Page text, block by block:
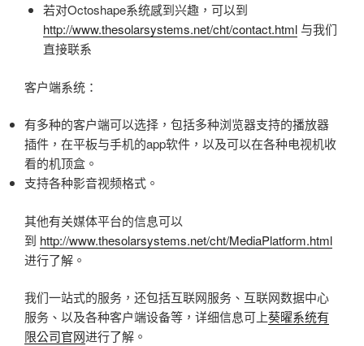
若对Octoshape系统感到兴趣，可以到
http://www.thesolarsystems.net/cht/contact.html与我们
直接联系
客户端系统：
有多种的客户端可以选择，包括多种浏览器支持的播放器
插件，在平板与手机的app软件，以及可以在各种电视机收
看的机顶盒。
支持各种影音视频格式。
其他有关媒体平台的信息可以
到 http://www.thesolarsystems.net/cht/MediaPlatform.html
进行了解。
我们一站式的服务，还包括互联网服务、互联网数据中心
服务、以及各种客户端设备等，详细信息可上葵曜系统有
限公司官网进行了解。